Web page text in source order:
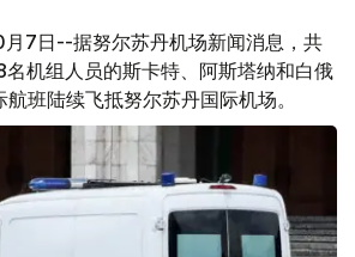
7日--据努尔苏丹机场新闻消息，共
机组人员的斯卡特、阿斯塔纳和白俄
班陆续飞抵努尔苏丹国际机场。